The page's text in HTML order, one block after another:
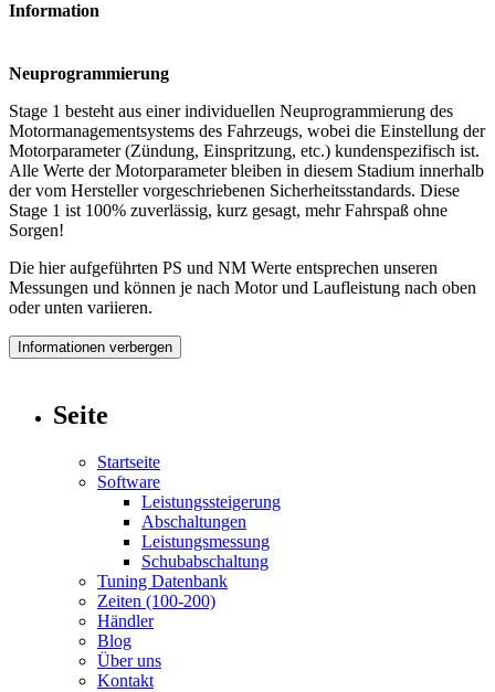
Information
Neuprogrammierung
Stage 1 besteht aus einer individuellen Neuprogrammierung des
Motormanagementsystems des Fahrzeugs, wobei die Einstellung der
Motorparameter (Zündung, Einspritzung, etc.) kundenspezifisch ist.
Alle Werte der Motorparameter bleiben in diesem Stadium innerhalb
der vom Hersteller vorgeschriebenen Sicherheitsstandards. Diese
Stage 1 ist 100% zuverlässig, kurz gesagt, mehr Fahrspaß ohne
Sorgen!
Die hier aufgeführten PS und NM Werte entsprechen unseren
Messungen und können je nach Motor und Laufleistung nach oben
oder unten variieren.
Informationen verbergen
Seite
Startseite
Software
Leistungssteigerung
Abschaltungen
Leistungsmessung
Schubabschaltung
Tuning Datenbank
Zeiten (100-200)
Händler
Blog
Über uns
Kontakt